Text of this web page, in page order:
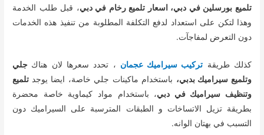
تلميع بورسلين في دبي، اسعار تلميع رخام في دبي، قبل طلب الخدمة
وهذا لتكن على استعداد لدفع التكلفة المطلوبة من تنفيذ هذه الخدمات
دون التعرض لمفاجآت.
كذلك طريقة تركيب سيراميك عجمان ، تحدد سعرها لان هناك جلي
وتلميع سيراميك بدبي، باستخدام ماكينات جلي خاصة، ايضا يوجد تلميع
وتنظيف سيراميك في دبي، باستخدام مواد كيماوية خاصة محضرة
بطريقة تزيل الاتساخات و الطبقات المترسبة على السيراميك دون
التسبب في بهتان الوانه.